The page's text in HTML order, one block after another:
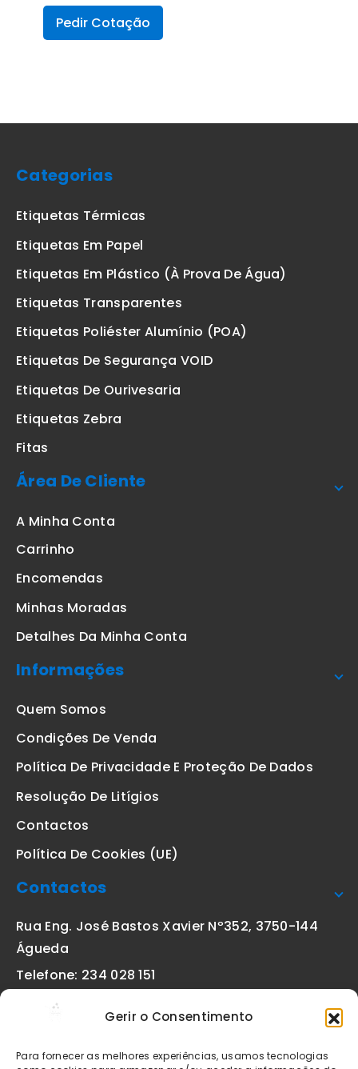
Gerir o Consentimento
Para fornecer as melhores experiências, usamos tecnologias
Pedir Cotação
Categorias
Etiquetas Térmicas
Etiquetas Em Papel
Etiquetas Em Plástico (à Prova De Água)
Etiquetas Transparentes
Etiquetas Poliéster Alumínio (POA)
Etiquetas De Segurança VOID
Etiquetas De Ourivesaria
Etiquetas Zebra
Fitas
Área De Cliente
A Minha Conta
Carrinho
Encomendas
Minhas Moradas
Detalhes Da Minha Conta
Informações
Quem Somos
Condições De Venda
Política De Privacidade E Proteção De Dados
Resolução De Litígios
Contactos
Política De Cookies (UE)
Contactos
Rua Eng. José Bastos Xavier Nº352, 3750-144
Águeda
Telefone: 234 028 151
geral@etiquetas-online.pt